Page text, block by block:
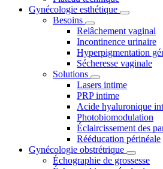
Gynécologie esthétique
Besoins
Relâchement vaginal
Incontinence urinaire
Hyperpigmentation
Sécheresse vaginale
Solutions
Lasers intime
PRP intime
Acide hyaluronique
Photobiomodulation
Éclaircissement des
Rééducation périnéale
Gynécologie obstrétrique
Échographie de grossesse